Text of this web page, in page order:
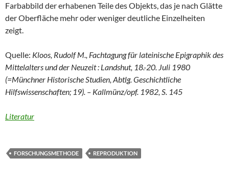
Farbabbild der erhabenen Teile des Objekts, das je nach Glätte
der Oberfläche mehr oder weniger deutliche Einzelheiten
zeigt.
Quelle: Kloos, Rudolf M., Fachtagung für lateinische Epigraphik des
Mittelalters und der Neuzeit : Landshut, 18.-20. Juli 1980
(=Münchner Historische Studien, Abtlg. Geschichtliche
Hilfswissenschaften; 19). – Kallmünz/opf. 1982, S. 145
Literatur
FORSCHUNGSMETHODE REPRODUKTION